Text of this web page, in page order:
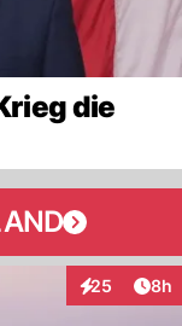
die
25
Interaktionen
8h